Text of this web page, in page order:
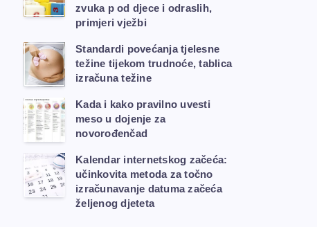
zvuka p od djece i odraslih,
primjeri vježbi
Standardi povećanja tjelesne
težine tijekom trudnoće, tablica
izračuna težine
Kada i kako pravilno uvesti
meso u dojenje za
novorođenčad
Kalendar internetskog začeća:
učinkovita metoda za točno
izračunavanje datuma začeća
željenog djeteta